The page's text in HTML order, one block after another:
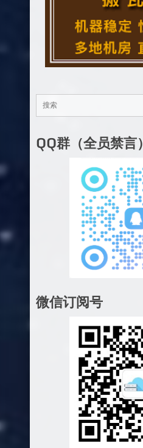
QQ群（全员禁言）
微信订阅号